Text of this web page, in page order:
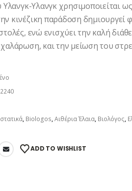
Υλανγκ-Υλανγκ χρησιμοποιείται
κινέζικη παράδοση δημιουργεί
ενώ ενισχύει την καλή
και την μείωση του
, Biologos,Αιθέρια Έλαια, Βιολόγος,
ADD TO WISHLIST